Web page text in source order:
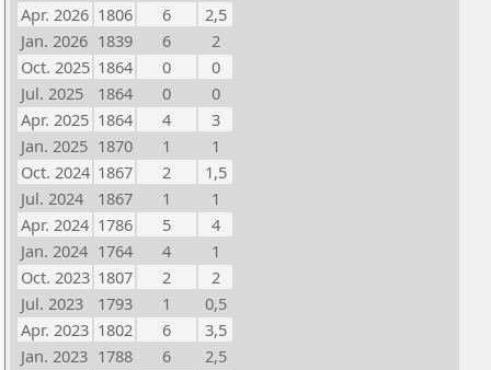
Apr. 2026 1806 6
2,5
Jan. 2026 1839 6
2
Oct. 2025 1864 0
0
Jul. 2025
1864 0
0
Apr. 2025 1864 4
3
Jan. 2025 1870 1
1
Oct. 2024 1867 2
1,5
Jul. 2024
1867 1
1
Apr. 2024 1786 5
4
Jan. 2024 1764 4
1
Oct. 2023 1807 2
2
Jul. 2023
1793 1
0,5
Apr. 2023 1802 6
3,5
Jan. 2023 1788 6
2,5